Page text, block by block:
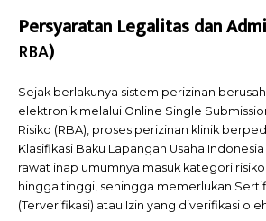
Persyaratan Legalitas dan
RBA)
Sejak berlakunya sistem perizinan
elektronik melalui Online Single
Risiko (RBA), proses perizinan klinik
Klasifikasi Baku Lapangan Usaha Indonesia
rawat inap umumnya masuk kategori
hingga tinggi, sehingga memerlukan
(Terverifikasi) atau Izin yang diverifikasi